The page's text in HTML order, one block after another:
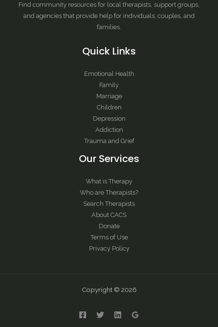
Find community resources for local therapists, support groups,
and agencies that provide help for individuals, couples, and
families.
Quick Links
Emotional Health
Family
Marriage
Children
Depression
Addiction
Trauma and Grief
Our Services
What is Therapy
Who are Therapists?
Search Therapists
About CACS
Donate
Terms of Use
Privacy Policy
Copyright © 2026